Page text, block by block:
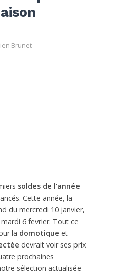
Brunet
soldes de l’année
Cette année, la
du mercredi 10 janvier,
mardi 6 fevrier. Tout ce
la domotique et
devrait voir ses prix
prochaines
sélection actualisée